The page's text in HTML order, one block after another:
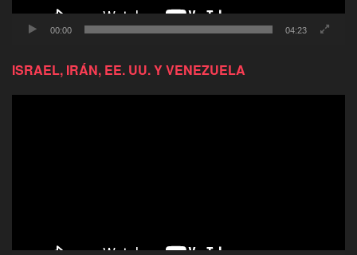
00:00 04:23
ISRAEL, IRÁN, EE. UU. Y VENEZUELA